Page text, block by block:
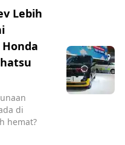
Lebih
di
hemat?